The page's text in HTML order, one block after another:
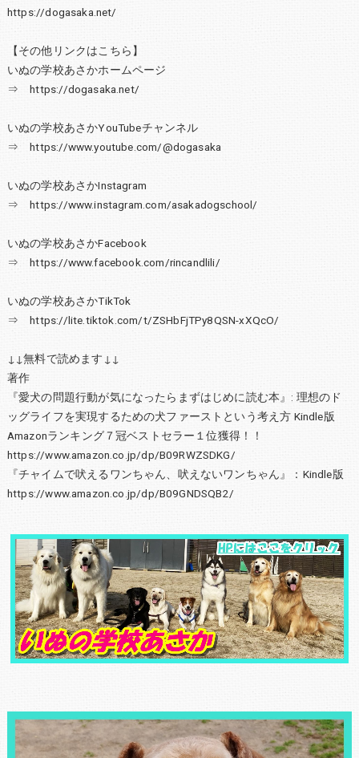
https://dogasaka.net/
【その他リンクはこちら】
いぬの学校あさかホームページ
⇒ https://dogasaka.net/
いぬの学校あさかYouTubeチャンネル
⇒ https://www.youtube.com/@dogasaka
いぬの学校あさかInstagram
⇒ https://www.instagram.com/asakadogschool/
いぬの学校あさかFacebook
⇒ https://www.facebook.com/rincandlili/
いぬの学校あさかTikTok
⇒ https://lite.tiktok.com/t/ZSHbFjTPy8QSN-xXQcO/
↓↓無料で読めます↓↓
著作
『愛犬の問題行動が気になったらまずはじめに読む本』: 理想のド
ッグライフを実現するための犬ファーストという考え方 Kindle版
Amazonランキング７冠ベストセラー１位獲得！！
https://www.amazon.co.jp/dp/B09RWZSDKG/
『チャイムで吠えるワンちゃん、吠えないワンちゃん』：Kindle版
https://www.amazon.co.jp/dp/B09GNDSQB2/